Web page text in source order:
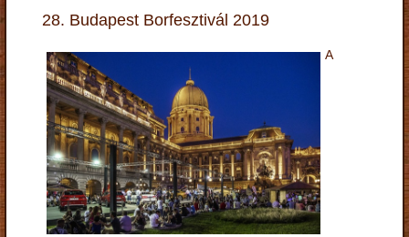
28. Budapest Borfesztivál 2019
A